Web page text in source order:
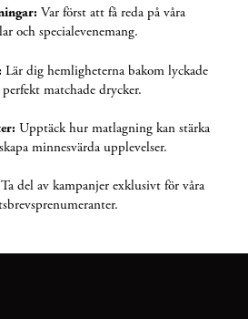
Var först att få reda på våra
och specialevenemang.
Lär dig hemligheterna bakom lyckade
matchade drycker.
Upptäck hur matlagning kan stärka
minnesvärda upplevelser.
del av kampanjer exklusivt för våra